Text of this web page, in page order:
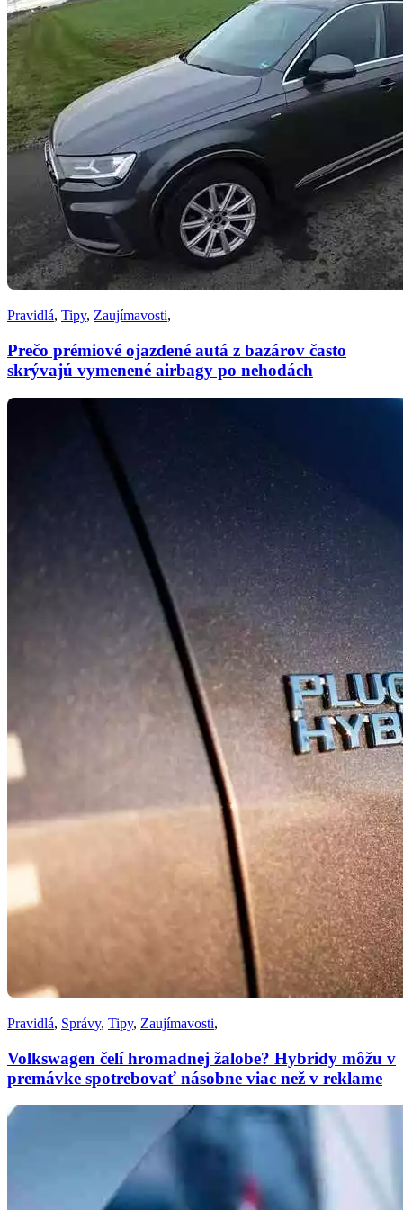
Pravidlá, Tipy, Zaujímavosti,
Prečo prémiové ojazdené autá z bazárov často
skrývajú vymenené airbagy po nehodách
Pravidlá, Správy, Tipy, Zaujímavosti,
Volkswagen čelí hromadnej žalobe? Hybridy môžu v
premávke spotrebovať násobne viac než v reklame